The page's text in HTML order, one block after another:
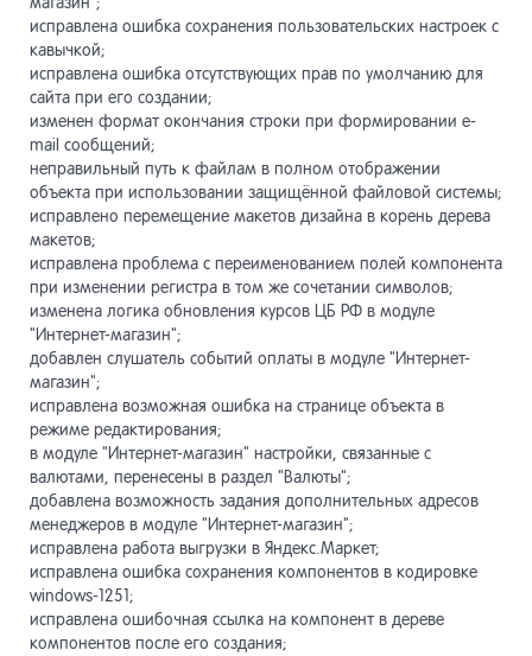
исправлена ошибка сохранения пользовательских настроек с
кавычкой;
исправлена ошибка отсутствующих прав по умолчанию для
сайта при его создании;
изменен формат окончания строки при формировании e-
mail сообщений;
неправильный путь к файлам в полном отображении
объекта при использовании защищённой файловой системы;
исправлено перемещение макетов дизайна в корень дерева
макетов;
исправлена проблема с переименованием полей компонента
при изменении регистра в том же сочетании символов;
изменена логика обновления курсов ЦБ РФ в модуле
"Интернет-магазин";
добавлен слушатель событий оплаты в модуле "Интернет-
магазин";
исправлена возможная ошибка на странице объекта в
режиме редактирования;
в модуле "Интернет-магазин" настройки, связанные с
валютами, перенесены в раздел "Валюты";
добавлена возможность задания дополнительных адресов
менеджеров в модуле "Интернет-магазин";
исправлена работа выгрузки в Яндекс.Маркет;
исправлена ошибка сохранения компонентов в кодировке
windows-1251;
исправлена ошибочная ссылка на компонент в дереве
компонентов после его создания;